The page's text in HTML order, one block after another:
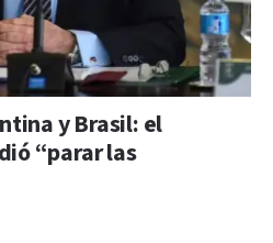
y Brasil: el
“parar las